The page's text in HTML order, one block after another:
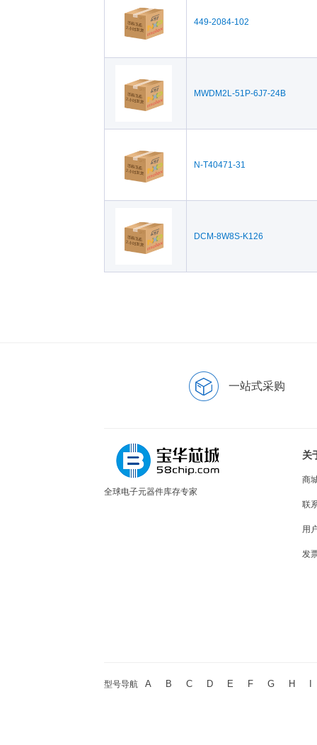
449-2084-102
MWDM2L-51P-6J7-24B
N-T40471-31
DCM-8W8S-K126
一站式采购
全球电子元器件库存专家
关
商
联
用
发
型号导航 A B C D E F G H